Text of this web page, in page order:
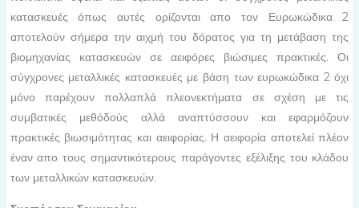
κατασκευές όπως αυτές ορίζονται απο τον Ευρωκώδικα 2
αποτελούν σήμερα την αιχμή του δόρατος για τη μετάβαση της
βιομηχανίας κατασκευών σε αειφόρες βιώσιμες πρακτικές. Οι
σύγχρονες μεταλλικές κατασκευές με βάση των ευρωκώδικα 2 όχι
μόνο παρέχουν πολλαπλά πλεονεκτήματα σε σχέση με τις
συμβατικές μεθόδούς αλλά αναπτύσσουν και εφαρμόζουν
πρακτικές βιωσιμότητας και αειφορίας. Η αειφορία αποτελεί πλέον
έναν απο τους σημαντικότερους παράγοντες εξέλιξης του κλάδου
των μεταλλικών κατασκευών.